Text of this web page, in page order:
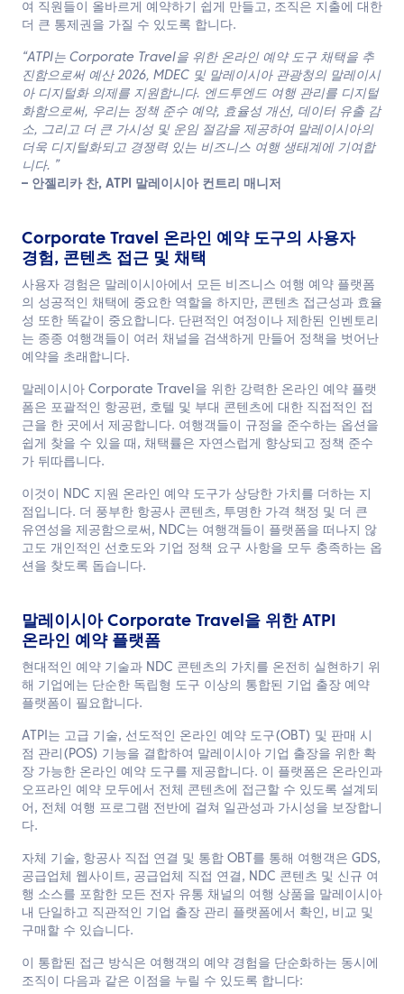
여 직원들이 올바르게 예약하기 쉽게 만들고, 조직은 지출에 대한
더 큰 통제권을 가질 수 있도록 합니다.
“ATPI는 Corporate Travel을 위한 온라인 예약 도구 채택을 추
진함으로써 예산 2026, MDEC 및 말레이시아 관광청의 말레이시
아 디지털화 의제를 지원합니다. 엔드투엔드 여행 관리를 디지털
화함으로써, 우리는 정책 준수 예약, 효율성 개선, 데이터 유출 감
소, 그리고 더 큰 가시성 및 운임 절감을 제공하여 말레이시아의
더욱 디지털화되고 경쟁력 있는 비즈니스 여행 생태계에 기여합
니다. ”
– 안젤리카 찬, ATPI 말레이시아 컨트리 매니저
Corporate Travel 온라인 예약 도구의 사용자
경험, 콘텐츠 접근 및 채택
사용자 경험은 말레이시아에서 모든 비즈니스 여행 예약 플랫폼
의 성공적인 채택에 중요한 역할을 하지만, 콘텐츠 접근성과 효율
성 또한 똑같이 중요합니다. 단편적인 여정이나 제한된 인벤토리
는 종종 여행객들이 여러 채널을 검색하게 만들어 정책을 벗어난
예약을 초래합니다.
말레이시아 Corporate Travel을 위한 강력한 온라인 예약 플랫
폼은 포괄적인 항공편, 호텔 및 부대 콘텐츠에 대한 직접적인 접
근을 한 곳에서 제공합니다. 여행객들이 규정을 준수하는 옵션을
쉽게 찾을 수 있을 때, 채택률은 자연스럽게 향상되고 정책 준수
가 뒤따릅니다.
이것이 NDC 지원 온라인 예약 도구가 상당한 가치를 더하는 지
점입니다. 더 풍부한 항공사 콘텐츠, 투명한 가격 책정 및 더 큰
유연성을 제공함으로써, NDC는 여행객들이 플랫폼을 떠나지 않
고도 개인적인 선호도와 기업 정책 요구 사항을 모두 충족하는 옵
션을 찾도록 돕습니다.
말레이시아 Corporate Travel을 위한 ATPI
온라인 예약 플랫폼
현대적인 예약 기술과 NDC 콘텐츠의 가치를 온전히 실현하기 위
해 기업에는 단순한 독립형 도구 이상의 통합된 기업 출장 예약
플랫폼이 필요합니다.
ATPI는 고급 기술, 선도적인 온라인 예약 도구(OBT) 및 판매 시
점 관리(POS) 기능을 결합하여 말레이시아 기업 출장을 위한 확
장 가능한 온라인 예약 도구를 제공합니다. 이 플랫폼은 온라인과
오프라인 예약 모두에서 전체 콘텐츠에 접근할 수 있도록 설계되
어, 전체 여행 프로그램 전반에 걸쳐 일관성과 가시성을 보장합니
다.
자체 기술, 항공사 직접 연결 및 통합 OBT를 통해 여행객은 GDS,
공급업체 웹사이트, 공급업체 직접 연결, NDC 콘텐츠 및 신규 여
행 소스를 포함한 모든 전자 유통 채널의 여행 상품을 말레이시아
내 단일하고 직관적인 기업 출장 관리 플랫폼에서 확인, 비교 및
구매할 수 있습니다.
이 통합된 접근 방식은 여행객의 예약 경험을 단순화하는 동시에
조직이 다음과 같은 이점을 누릴 수 있도록 합니다: